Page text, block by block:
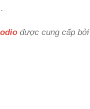
được cung cấp bởi